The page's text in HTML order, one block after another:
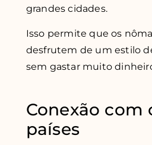
grandes cidades.
Isso permite que os
desfrutem de um estilo
sem gastar muito
Conexão com
países